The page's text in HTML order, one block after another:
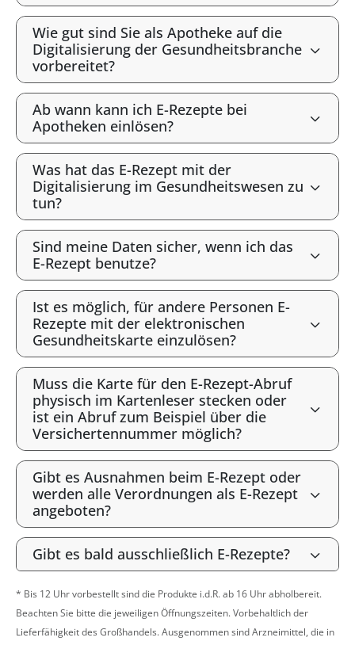
Wie gut sind Sie als Apotheke auf die
Digitalisierung der Gesundheitsbranche
vorbereitet?
Ab wann kann ich E-Rezepte bei
Apotheken einlösen?
Was hat das E-Rezept mit der
Digitalisierung im Gesundheitswesen zu
tun?
Sind meine Daten sicher, wenn ich das
E-Rezept benutze?
Ist es möglich, für andere Personen E-
Rezepte mit der elektronischen
Gesundheitskarte einzulösen?
Muss die Karte für den E-Rezept-Abruf
physisch im Kartenleser stecken oder
ist ein Abruf zum Beispiel über die
Versichertennummer möglich?
Gibt es Ausnahmen beim E-Rezept oder
werden alle Verordnungen als E-Rezept
angeboten?
Gibt es bald ausschließlich E-Rezepte?
* Bis 12 Uhr vorbestellt sind die Produkte i.d.R. ab 16 Uhr abholbereit.
Beachten Sie bitte die jeweiligen Öffnungszeiten. Vorbehaltlich der
Lieferfähigkeit des Großhandels. Ausgenommen sind Arzneimittel, die in